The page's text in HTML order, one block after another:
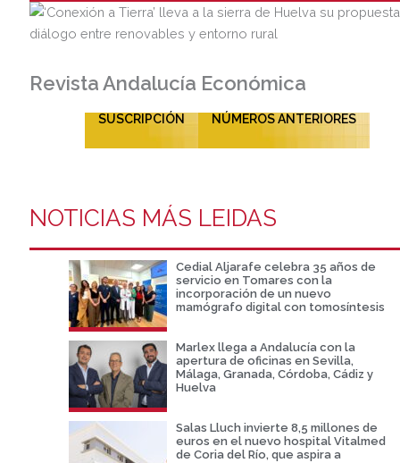
Revista Andalucía Económica
SUSCRIPCIÓN NÚMEROS ANTERIORES
NOTICIAS MÁS LEIDAS
Cedial Aljarafe celebra 35 años de
servicio en Tomares con la
incorporación de un nuevo
mamógrafo digital con tomosíntesis
Marlex llega a Andalucía con la
apertura de oficinas en Sevilla,
Málaga, Granada, Córdoba, Cádiz y
Huelva
Salas Lluch invierte 8,5 millones de
euros en el nuevo hospital Vitalmed
de Coria del Río, que aspira a